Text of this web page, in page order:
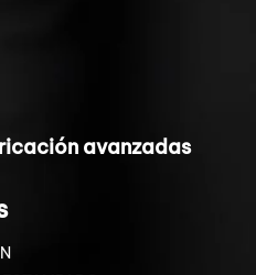
avanzadas